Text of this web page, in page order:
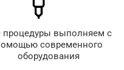
процедуры выполняем с
современного
оборудования